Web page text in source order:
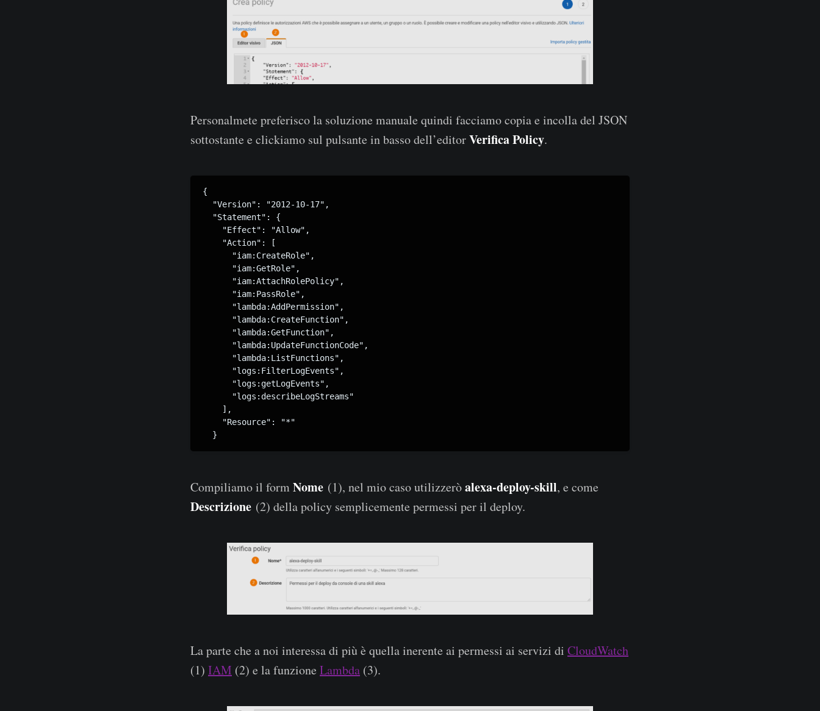
Personalmete preferisco la soluzione manuale quindi facciamo copia e incolla del JSON
sottostante e clickiamo sul pulsante in basso dell’editorVerifica Policy.
{
  "Version": "2012-10-17",
  "Statement": {
    "Effect": "Allow",
    "Action": [
      "iam:CreateRole",
      "iam:GetRole",
      "iam:AttachRolePolicy",
      "iam:PassRole",
      "lambda:AddPermission",
      "lambda:CreateFunction",
      "lambda:GetFunction",
      "lambda:UpdateFunctionCode",
      "lambda:ListFunctions",
      "logs:FilterLogEvents",
      "logs:getLogEvents",
      "logs:describeLogStreams"
    ],
    "Resource": "*"
Compiliamo il formNome (1), nel mio caso utilizzeròalexa-deploy-skill, e come
Descrizione (2) della policy semplicemente permessi per il deploy.
La parte che a noi interessa di più è quella inerente ai permessi ai servizi di CloudWatch
(1) IAM (2) e la funzione Lambda (3).